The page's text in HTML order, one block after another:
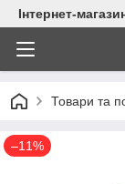
Інтернет-
Товари та
–11%